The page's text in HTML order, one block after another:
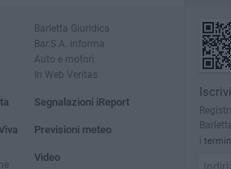
Barletta Giuridica
Bar.S.A. informa
Auto e motori
In Web Veritas
Segnalazioni iReport
Previsioni meteo
Video
i